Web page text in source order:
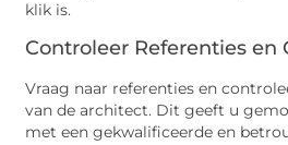
klik is.
Controleer Referenties en
Vraag naar referenties en
van de architect. Dit geeft u
met een gekwalificeerde en